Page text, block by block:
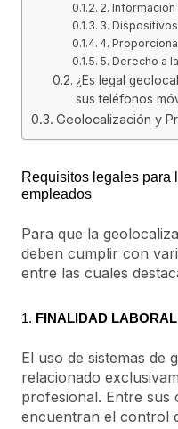
2.
3.
4.
5. Derecho a
¿Es legal
sus teléfonos
Geolocalización y
Requisitos legales para
empleados
Para que la
deben cumplir con
entre las cuales
1. FINALIDAD LABORAL
El uso de sistemas de
relacionado
profesional. Entre sus
encuentran el control